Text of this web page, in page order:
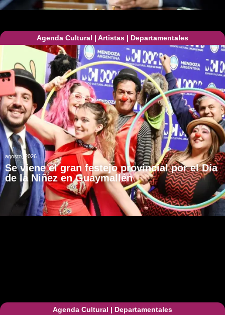
Agenda Cultural | Artistas | Departamentales
agosto, 2026
Se viene el gran festejo provincial por el Día
de la Niñez en Guaymallén
Agenda Cultural | Departamentales